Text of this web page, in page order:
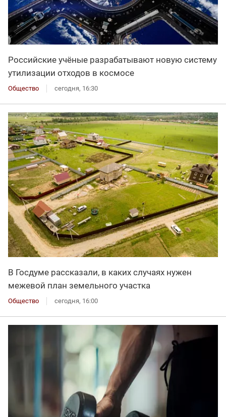
Российские учёные разрабатывают новую систему
утилизации отходов в космосе
Общество сегодня, 16:30
В Госдуме рассказали, в каких случаях нужен
межевой план земельного участка
Общество сегодня, 16:00